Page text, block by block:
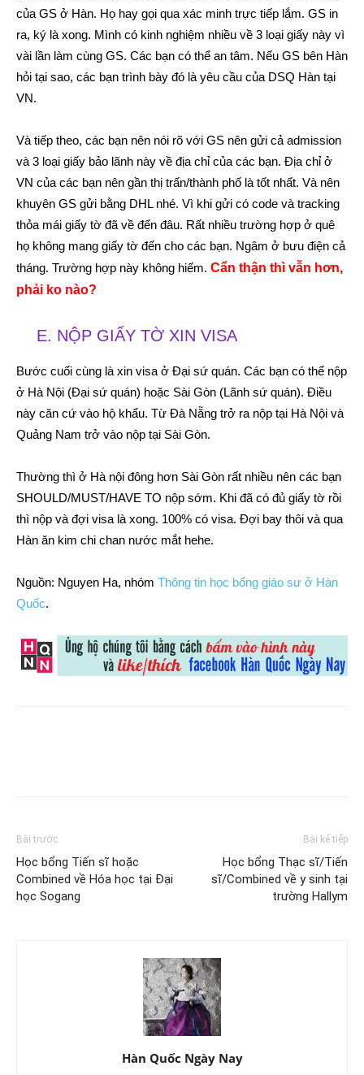
của GS ở Hàn. Họ hay gọi qua xác minh trực tiếp lắm. GS in
ra, ký là xong. Mình có kinh nghiệm nhiều về 3 loại giấy này vì
vài lần làm cùng GS. Các bạn có thể an tâm. Nếu GS bên Hàn
hỏi tại sao, các bạn trình bày đó là yêu cầu của DSQ Hàn tại
VN.
Và tiếp theo, các bạn nên nói rõ với GS nên gửi cả admission
và 3 loại giấy bảo lãnh này về địa chỉ của các bạn. Địa chỉ ở
VN của các bạn nên gần thị trấn/thành phố là tốt nhất. Và nên
khuyên GS gửi bằng DHL nhé. Vì khi gửi có code và tracking
thỏa mái giấy tờ đã về đến đâu. Rất nhiều trường hợp ở quê
họ không mang giấy tờ đến cho các bạn. Ngâm ở bưu điện cả
tháng. Trường hợp này không hiếm. Cẩn thận thì vẫn hơn,
phải ko nào?
E. NỘP GIẤY TỜ XIN VISA
Bước cuối cùng là xin visa ở Đại sứ quán. Các bạn có thể nộp
ở Hà Nội (Đại sứ quán) hoặc Sài Gòn (Lãnh sứ quán). Điều
này căn cứ vào hộ khẩu. Từ Đà Nẵng trở ra nộp tại Hà Nội và
Quảng Nam trở vào nộp tại Sài Gòn.
Thường thì ở Hà nội đông hơn Sài Gòn rất nhiều nên các bạn
SHOULD/MUST/HAVE TO nộp sớm. Khi đã có đủ giấy tờ rồi
thì nộp và đợi visa là xong. 100% có visa. Đợi bay thôi và qua
Hàn ăn kim chi chan nước mắt hehe.
Nguồn: Nguyen Ha, nhóm Thông tin học bổng giáo sư ở Hàn
Quốc.
Bài trước
Học bổng Tiến sĩ hoặc
Combined về Hóa học tại Đại
học Sogang
Bài kế tiếp
Học bổng Thạc sĩ/Tiến
sĩ/Combined về y sinh tại
trường Hallym
Hàn Quốc Ngày Nay